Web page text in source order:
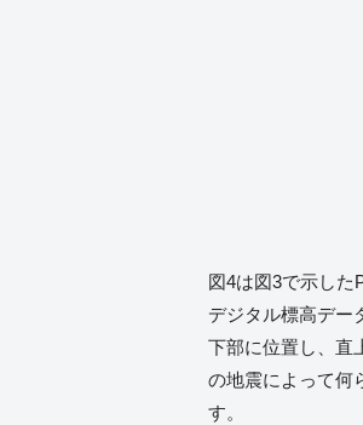
図4は図3で示した
デジタル標高デー
下部に位置し、直
の地震によって何
す。